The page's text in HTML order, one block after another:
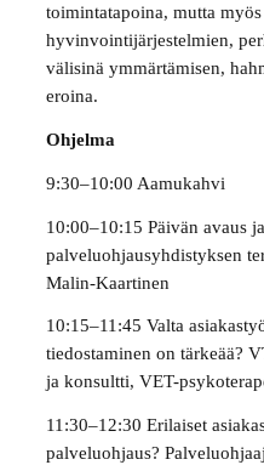
toimintatapoina, mutta
hyvinvointijärjestelmien,
välisinä ymmärtämisen,
eroina.
Ohjelma
9:30–10:00 Aamukahvi
10:00–10:15 Päivän avaus
palveluohjausyhdistyksen
Malin-Kaartinen
10:15–11:45 Valta
tiedostaminen on tärkeää?
ja konsultti, VET-
11:30–12:30 Erilaiset
palveluohjaus?